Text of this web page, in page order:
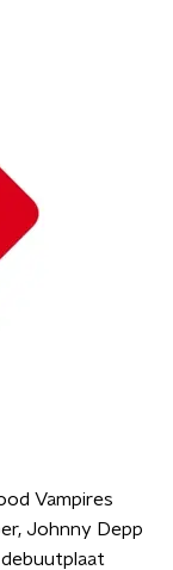
Vampires
Johnny Depp